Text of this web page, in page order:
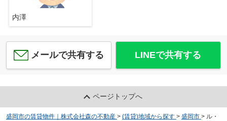
内澤
メールで共有する LINEで共有する
ページトップへ
盛岡市の賃貸物件｜株式会社森の不動産 > (賃貸)地域から探す > 盛岡市 > ル・